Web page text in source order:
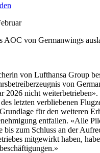
AOC von Germanwings
von Lufthansa Group
von
2026 nicht
letzten verbliebenen
für den weiteren
entfallen. «Alle
bis zum Schluss an der
mitgewirkt haben,